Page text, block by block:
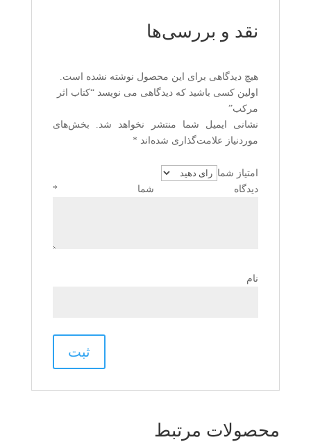
نقد و بررسی‌ها
هیچ دیدگاهی برای این محصول نوشته نشده است.
اولین کسی باشید که دیدگاهی می نویسد “کتاب اثر
مرکب”
نشانی ایمیل شما منتشر نخواهد شد.
بخش‌های
موردنیاز علامت‌گذاری شده‌اند *
امتیاز شما
دیدگاه شما *
نام
محصولات مرتبط